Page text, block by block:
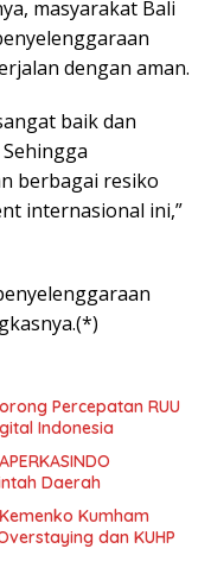
masyarakat Bali
dengan aman.
baik dan
berbagai resiko
internasional ini,”
Percepatan RUU
Indonesia
Daerah
Kumham
dan KUHP